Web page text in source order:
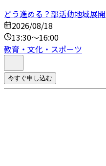
どう進める？部活動地域展
2026/08/18
13:30～16:00
教育・文化・スポーツ
今すぐ申し込む